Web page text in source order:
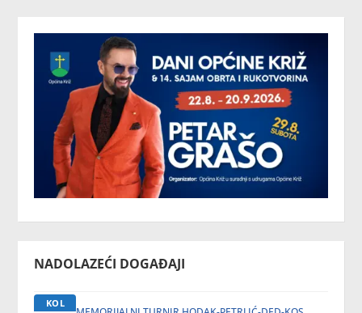
NADOLAZEĆI DOGAĐAJI
KOL